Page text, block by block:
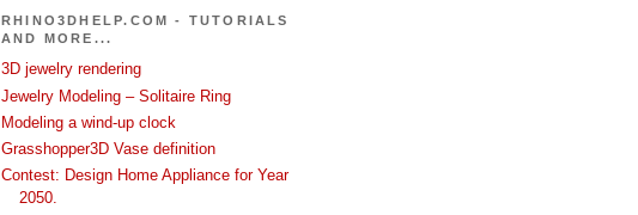
RHINO3DHELP.COM - TUTORIALS
AND MORE...
3D jewelry rendering
Jewelry Modeling – Solitaire Ring
Modeling a wind-up clock
Grasshopper3D Vase definition
Contest: Design Home Appliance for Year
2050.